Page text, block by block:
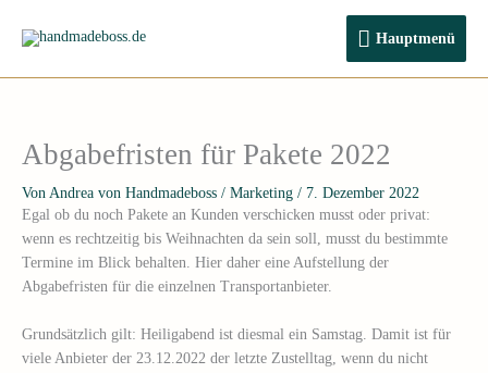
Inhalt
Hauptmenü
Hauptmenü
Abgabefristen für Pakete 2022
Von Andrea von Handmadeboss / Marketing / 7. Dezember 2022
Egal ob du noch Pakete an Kunden verschicken musst oder privat:
wenn es rechtzeitig bis Weihnachten da sein soll, musst du bestimmte
Termine im Blick behalten. Hier daher eine Aufstellung der
Abgabefristen für die einzelnen Transportanbieter.
Grundsätzlich gilt: Heiligabend ist diesmal ein Samstag. Damit ist für
viele Anbieter der 23.12.2022 der letzte Zustelltag, wenn du nicht